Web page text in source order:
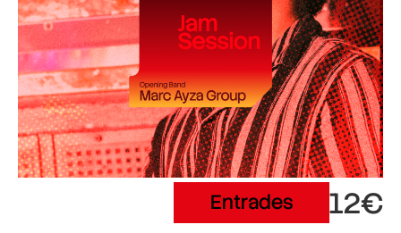
Entrades 12€